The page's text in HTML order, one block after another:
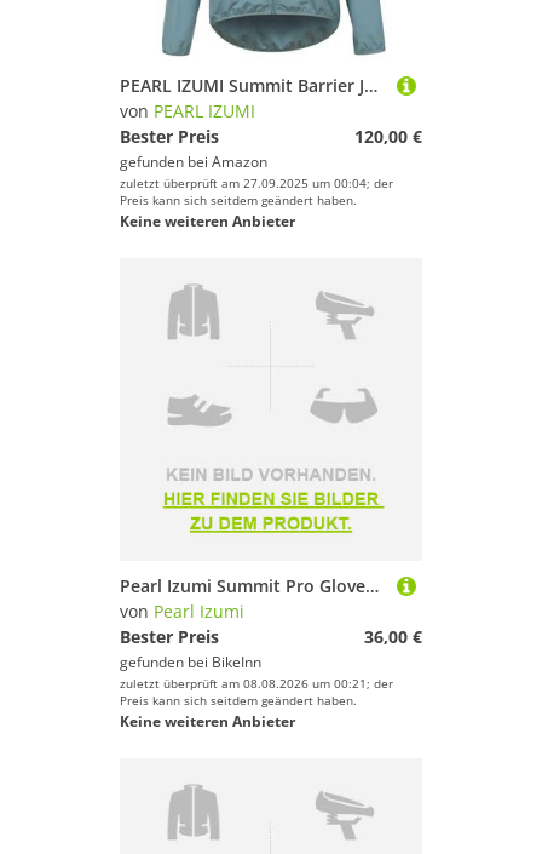
PEARL IZUMI Summit Barrier Jacke, Damen, Arctic, M, Arktisblau, Medium
von PEARL IZUMI
Bester Preis
120,00 €
gefunden bei Amazon
zuletzt überprüft am 27.09.2025 um 00:04; der
Preis kann sich seitdem geändert haben.
Keine weiteren Anbieter
Pearl Izumi Summit Pro Gloves Schwarz S Mann
von Pearl Izumi
Bester Preis
36,00 €
gefunden bei BikeInn
zuletzt überprüft am 08.08.2026 um 00:21; der
Preis kann sich seitdem geändert haben.
Keine weiteren Anbieter